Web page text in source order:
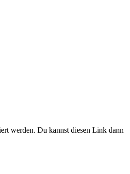
werden. Du kannst diesen Link dann